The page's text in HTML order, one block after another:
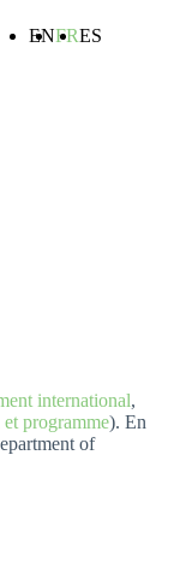
ENFRES
international,
programme). En
of